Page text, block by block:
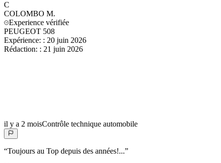
C
COLOMBO M.
Experience vérifiée
PEUGEOT 508
Expérience: : 20 juin 2026
Rédaction: : 21 juin 2026
il y a 2 moisContrôle technique automobile
“Toujours au Top depuis des années!...”